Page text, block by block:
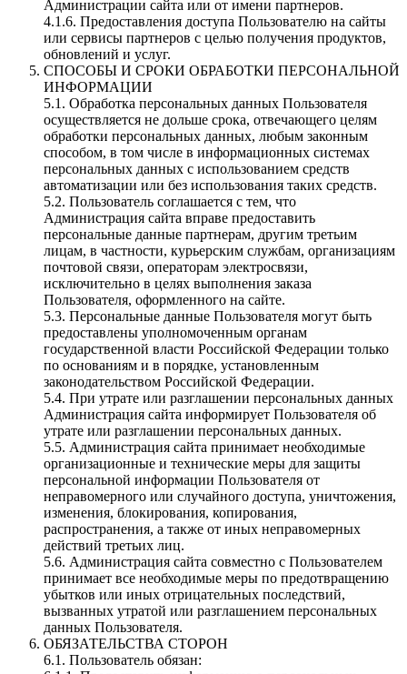
Администрации сайта или от имени партнеров.
4.1.6. Предоставления доступа Пользователю на сайты
или сервисы партнеров с целью получения продуктов,
обновлений и услуг.
СПОСОБЫ И СРОКИ ОБРАБОТКИ ПЕРСОНАЛЬНОЙ
ИНФОРМАЦИИ
5.1. Обработка персональных данных Пользователя
осуществляется не дольше срока, отвечающего целям
обработки персональных данных, любым законным
способом, в том числе в информационных системах
персональных данных с использованием средств
автоматизации или без использования таких средств.
5.2. Пользователь соглашается с тем, что
Администрация сайта вправе предоставить
персональные данные партнерам, другим третьим
лицам, в частности, курьерским службам, организациям
почтовой связи, операторам электросвязи,
исключительно в целях выполнения заказа
Пользователя, оформленного на сайте.
5.3. Персональные данные Пользователя могут быть
предоставлены уполномоченным органам
государственной власти Российской Федерации только
по основаниям и в порядке, установленным
законодательством Российской Федерации.
5.4. При утрате или разглашении персональных данных
Администрация сайта информирует Пользователя об
утрате или разглашении персональных данных.
5.5. Администрация сайта принимает необходимые
организационные и технические меры для защиты
персональной информации Пользователя от
неправомерного или случайного доступа, уничтожения,
изменения, блокирования, копирования,
распространения, а также от иных неправомерных
действий третьих лиц.
5.6. Администрация сайта совместно с Пользователем
принимает все необходимые меры по предотвращению
убытков или иных отрицательных последствий,
вызванных утратой или разглашением персональных
данных Пользователя.
ОБЯЗАТЕЛЬСТВА СТОРОН
6.1. Пользователь обязан: